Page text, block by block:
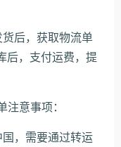
后，获取物流单
后，支付运费，提
意事项：
，需要通过转运